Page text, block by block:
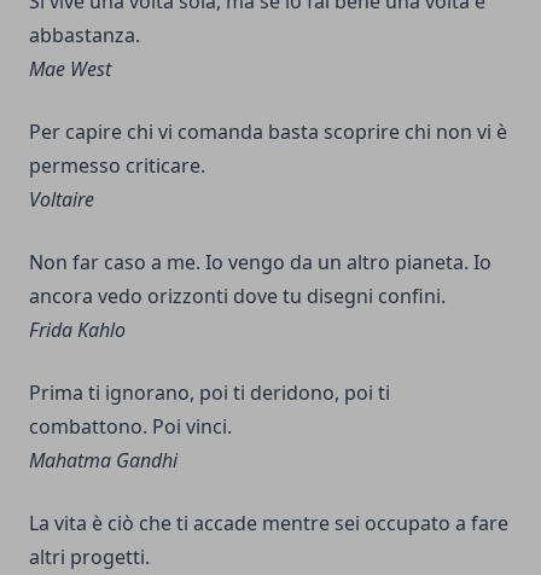
abbastanza.
Mae West
Per capire chi vi comanda basta scoprire chi non vi è
permesso criticare.
Voltaire
Non far caso a me. Io vengo da un altro pianeta. Io
ancora vedo orizzonti dove tu disegni confini.
Frida Kahlo
Prima ti ignorano, poi ti deridono, poi ti
combattono. Poi vinci.
Mahatma Gandhi
La vita è ciò che ti accade mentre sei occupato a fare
altri progetti.